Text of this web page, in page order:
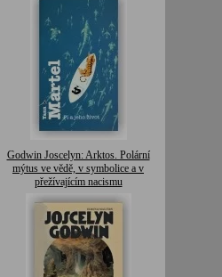
Godwin Joscelyn: Arktos. Polární
mýtus ve vědě, v symbolice a v
přežívajícím nacismu